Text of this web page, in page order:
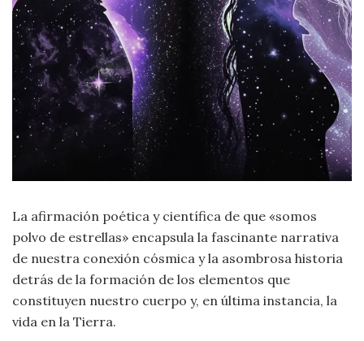
Criminología
Deporte
Economía
Gastronomía
Lenguaje
Leyes
Literatura
La afirmación poética y científica de que «somos
polvo de estrellas» encapsula la fascinante narrativa
de nuestra conexión cósmica y la asombrosa historia
detrás de la formación de los elementos que
constituyen nuestro cuerpo y, en última instancia, la
vida en la Tierra.